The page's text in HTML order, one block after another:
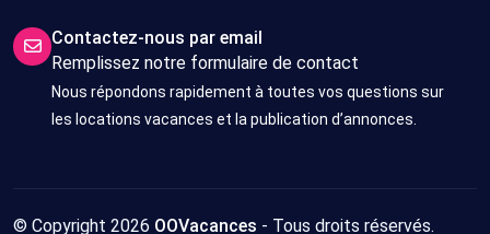
Contactez-nous par email
Remplissez notre formulaire de contact
Nous répondons rapidement à toutes vos questions sur
les locations vacances et la publication d’annonces.
© Copyright 2026 OOVacances - Tous droits réservés.